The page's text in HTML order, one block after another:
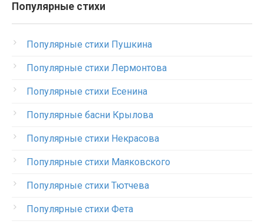
Популярные стихи
Популярные стихи Пушкина
Популярные стихи Лермонтова
Популярные стихи Есенина
Популярные басни Крылова
Популярные стихи Некрасова
Популярные стихи Маяковского
Популярные стихи Тютчева
Популярные стихи Фета